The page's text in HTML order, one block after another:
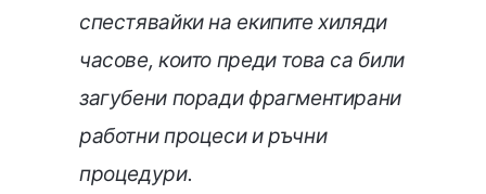
спестявайки на екипите хиляди
часове, които преди това са били
загубени поради фрагментирани
работни процеси и ръчни
процедури.